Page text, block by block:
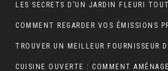
LES SECRETS D’UN JARDIN FLEURI